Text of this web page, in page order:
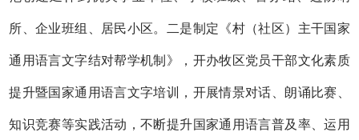
所、企业班组、居民小区。二是制定《村（社区）主干国家
通用语言文字结对帮学机制》，开办牧区党员干部文化素质
提升暨国家通用语言文字培训，开展情景对话、朗诵比赛、
知识竞赛等实践活动，不断提升国家通用语言普及率、运用